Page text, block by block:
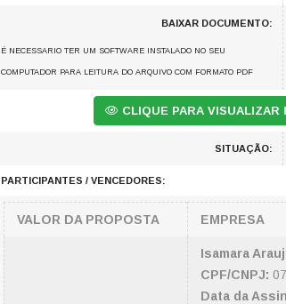
BAIXAR DOCUMENTO:
É NECESSARIO TER UM SOFTWARE INSTALADO NO SEU
COMPUTADOR PARA LEITURA DO ARQUIVO COM FORMATO PDF
CLIQUE PARA VISUALIZAR
SITUAÇÃO:
PARTICIPANTES / VENCEDORES:
VALOR DA PROPOSTA EMPRESA
Isamara
CPF/CNPJ:
Data da